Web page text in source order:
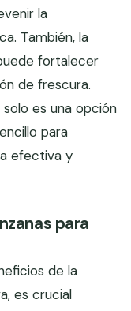
la
También, la
fortalecer
de frescura.
es una opción
para
efectiva y
para
de la
es crucial